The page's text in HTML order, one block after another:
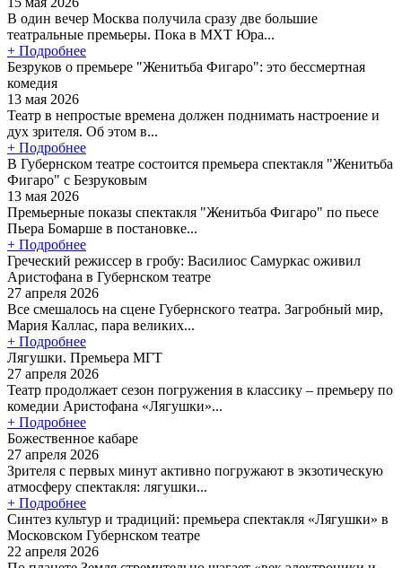
В один вечер Москва получила сразу две большие
театральные премьеры. Пока в МХТ Юра...
+ Подробнее
Безруков о премьере "Женитьба Фигаро": это бессмертная
комедия
13 мая 2026
Театр в непростые времена должен поднимать настроение и
дух зрителя. Об этом в...
+ Подробнее
В Губернском театре состоится премьера спектакля "Женитьба
Фигаро" с Безруковым
13 мая 2026
Премьерные показы спектакля "Женитьба Фигаро" по пьесе
Пьера Бомарше в постановке...
+ Подробнее
Греческий режиссер в гробу: Василиос Самуркас оживил
Аристофана в Губернском театре
27 апреля 2026
Все смешалось на сцене Губернского театра. Загробный мир,
Мария Каллас, пара великих...
+ Подробнее
Лягушки. Премьера МГТ
27 апреля 2026
Театр продолжает сезон погружения в классику – премьеру по
комедии Аристофана «Лягушки»...
+ Подробнее
Божественное кабаре
27 апреля 2026
Зрителя с первых минут активно погружают в экзотическую
атмосферу спектакля: лягушки...
+ Подробнее
Синтез культур и традиций: премьера спектакля «Лягушки» в
Московском Губернском театре
22 апреля 2026